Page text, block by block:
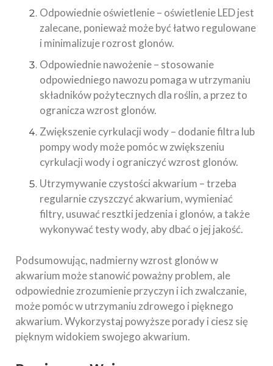
Odpowiednie oświetlenie – oświetlenie LED jest
zalecane, ponieważ może być łatwo regulowane
i minimalizuje rozrost glonów.
Odpowiednie nawożenie – stosowanie
odpowiedniego nawozu pomaga w utrzymaniu
składników pożytecznych dla roślin, a przez to
ogranicza wzrost glonów.
Zwiększenie cyrkulacji wody – dodanie filtra lub
pompy wody może pomóc w zwiększeniu
cyrkulacji wody i ograniczyć wzrost glonów.
Utrzymywanie czystości akwarium – trzeba
regularnie czyszczyć akwarium, wymieniać
filtry, usuwać resztki jedzenia i glonów, a także
wykonywać testy wody, aby dbać o jej jakość.
Podsumowując, nadmierny wzrost glonów w
akwarium może stanowić poważny problem, ale
odpowiednie zrozumienie przyczyn i ich zwalczanie,
może pomóc w utrzymaniu zdrowego i pięknego
akwarium. Wykorzystaj powyższe porady i ciesz się
pięknym widokiem swojego akwarium.